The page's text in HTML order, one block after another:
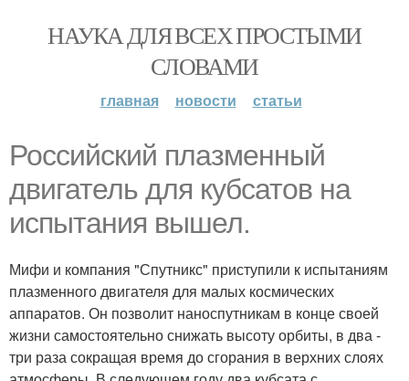
НАУКА ДЛЯ ВСЕХ ПРОСТЫМИ
СЛОВАМИ
главная новости статьи
Российский плазменный
двигатель для кубсатов на
испытания вышел.
Мифи и компания "Спутникс" приступили к испытаниям
плазменного двигателя для малых космических
аппаратов. Он позволит наноспутникам в конце своей
жизни самостоятельно снижать высоту орбиты, в два -
три раза сокращая время до сгорания в верхних слоях